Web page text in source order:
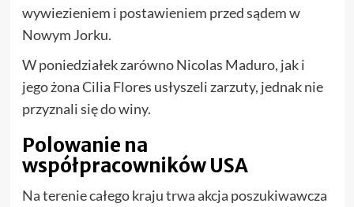
wywiezieniem i postawieniem przed sądem w
Nowym Jorku.
W poniedziałek zarówno Nicolas Maduro, jak i
jego żona Cilia Flores usłyszeli zarzuty, jednak nie
przyznali się do winy.
Polowanie na
współpracowników USA
Na terenie całego kraju trwa akcja poszukiwawcza